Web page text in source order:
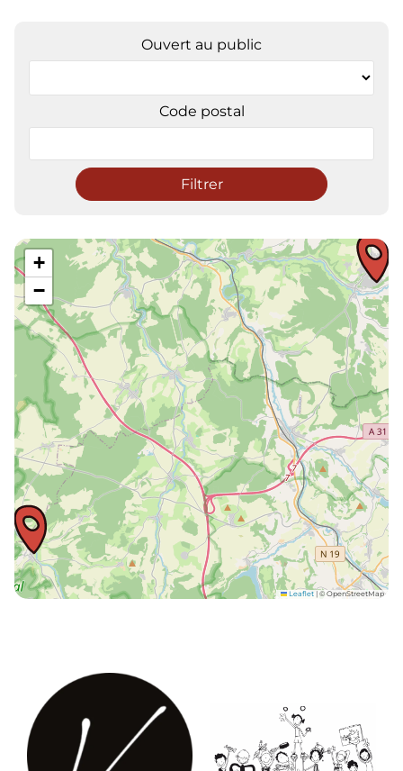
Ouvert au public
Code postal
Filtrer
+
−
Leaflet © OpenStreetMap